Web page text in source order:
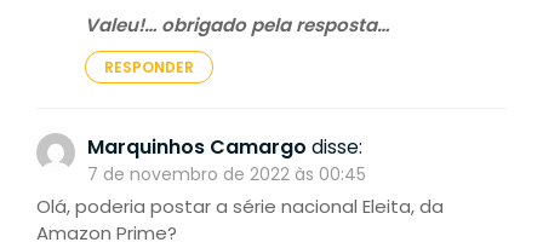
Valeu!… obrigado pela resposta…
RESPONDER
Marquinhos Camargo disse:
7 de novembro de 2022 às 00:45
Olá, poderia postar a série nacional Eleita, da
Amazon Prime?